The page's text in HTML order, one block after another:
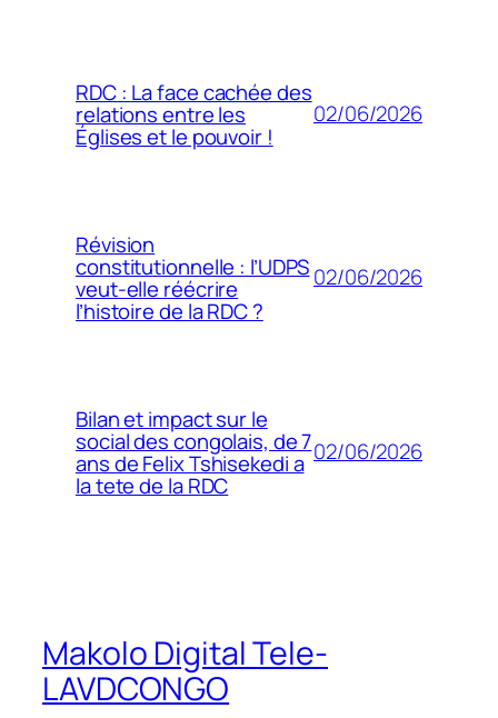
RDC : La face cachée des
relations entre les
Églises et le pouvoir !
02/06/2026
Révision
constitutionnelle : l’UDPS
veut-elle réécrire
l’histoire de la RDC ?
02/06/2026
Bilan et impact sur le
social des congolais, de 7
ans de Felix Tshisekedi a
la tete de la RDC
02/06/2026
Makolo Digital Tele-
LAVDCONGO